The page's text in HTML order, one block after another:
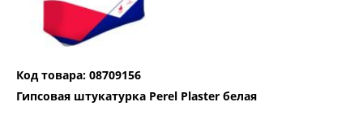
Код товара: 08709156
Гипсовая штукатурка Perel Plaster белая